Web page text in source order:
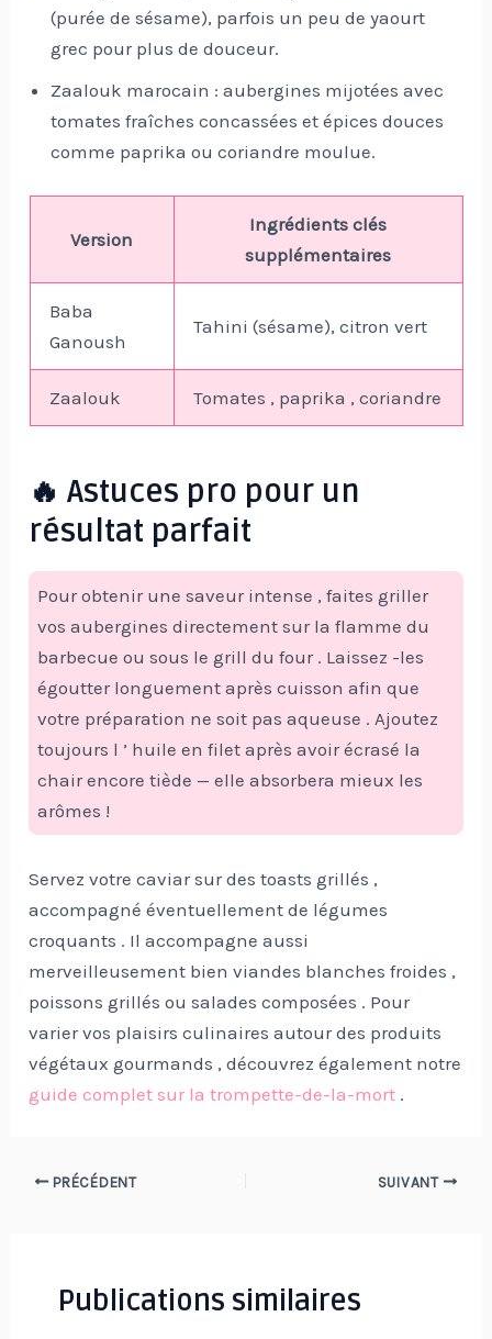
(purée de sésame), parfois un peu de yaourt
grec pour plus de douceur.
Zaalouk marocain : aubergines mijotées avec
tomates fraîches concassées et épices douces
comme paprika ou coriandre moulue.
Version
Ingrédients clés
supplémentaires
Baba
Ganoush
Tahini (sésame), citron vert
Zaalouk Tomates , paprika , coriandre
🔥 Astuces pro pour un
résultat parfait
Pour obtenir une saveur intense , faites griller
vos aubergines directement sur la flamme du
barbecue ou sous le grill du four . Laissez -les
égoutter longuement après cuisson afin que
votre préparation ne soit pas aqueuse . Ajoutez
toujours l ’ huile en filet après avoir écrasé la
chair encore tiède — elle absorbera mieux les
arômes !
Servez votre caviar sur des toasts grillés ,
accompagné éventuellement de légumes
croquants . Il accompagne aussi
merveilleusement bien viandes blanches froides ,
poissons grillés ou salades composées . Pour
varier vos plaisirs culinaires autour des produits
végétaux gourmands , découvrez également notre
guide complet sur la trompette-de-la-mort .
Navigation
PRÉCÉDENT SUIVANT
Publications similaires